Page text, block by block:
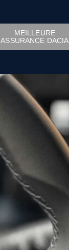
MEILLEURE
ASSURANCE DACIA